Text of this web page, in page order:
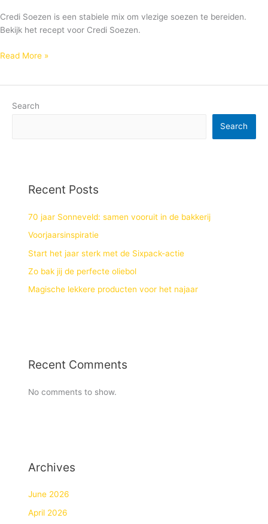
Credi Soezen is een stabiele mix om vlezige soezen te bereiden.
Bekijk het recept voor Credi Soezen.
Read More »
Search
Search
Recent Posts
70 jaar Sonneveld: samen vooruit in de bakkerij
Voorjaarsinspiratie
Start het jaar sterk met de Sixpack-actie
Zo bak jij de perfecte oliebol
Magische lekkere producten voor het najaar
Recent Comments
No comments to show.
Archives
June 2026
April 2026